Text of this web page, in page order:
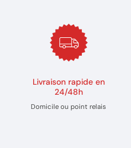
Livraison rapide en
24/48h
Domicile ou point relais